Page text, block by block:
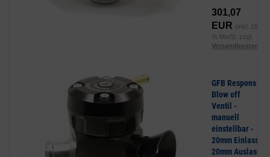
301,07
EUR (inkl. 19
% MwSt. zzgl.
Versandkosten
GFB Respons
Blow off
Ventil -
manuell
einstellbar -
20mm Einlass,
20mm Auslass